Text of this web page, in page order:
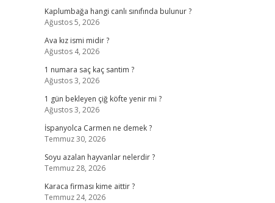
Kaplumbağa hangi canlı sınıfında bulunur ?
Ağustos 5, 2026
Ava kız ismi midir ?
Ağustos 4, 2026
1 numara saç kaç santim ?
Ağustos 3, 2026
1 gün bekleyen çiğ köfte yenir mi ?
Ağustos 3, 2026
İspanyolca Carmen ne demek ?
Temmuz 30, 2026
Soyu azalan hayvanlar nelerdir ?
Temmuz 28, 2026
Karaca firması kime aittir ?
Temmuz 24, 2026